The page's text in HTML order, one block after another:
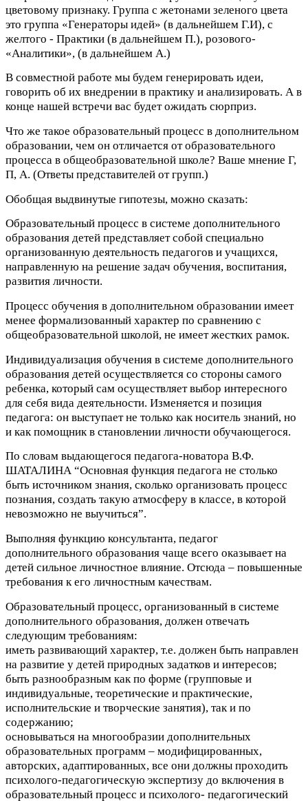
цветовому признаку. Группа с жетонами зеленого цвета
это группа «Генераторы идей» (в дальнейшем Г.И), с
желтого - Практики (в дальнейшем П.), розового-
«Аналитики», (в дальнейшем А.)
В совместной работе мы будем генерировать идеи,
говорить об их внедрении в практику и анализировать. А в
конце нашей встречи вас будет ожидать сюрприз.
Что же такое образовательный процесс в дополнительном
образовании, чем он отличается от образовательного
процесса в общеобразовательной школе? Ваше мнение Г,
П, А. (Ответы представителей от групп.)
Обобщая выдвинутые гипотезы, можно сказать:
Образовательный процесс в системе дополнительного
образования детей представляет собой специально
организованную деятельность педагогов и учащихся,
направленную на решение задач обучения, воспитания,
развития личности.
Процесс обучения в дополнительном образовании имеет
менее формализованный характер по сравнению с
общеобразовательной школой, не имеет жестких рамок.
Индивидуализация обучения в системе дополнительного
образования детей осуществляется со стороны самого
ребенка, который сам осуществляет выбор интересного
для себя вида деятельности. Изменяется и позиция
педагога: он выступает не только как носитель знаний, но
и как помощник в становлении личности обучающегося.
По словам выдающегося педагога-новатора В.Ф.
ШАТАЛИНА “Основная функция педагога не столько
быть источником знания, сколько организовать процесс
познания, создать такую атмосферу в классе, в которой
невозможно не выучиться”.
Выполняя функцию консультанта, педагог
дополнительного образования чаще всего оказывает на
детей сильное личностное влияние. Отсюда – повышенные
требования к его личностным качествам.
Образовательный процесс, организованный в системе
дополнительного образования, должен отвечать
следующим требованиям:
иметь развивающий характер, т.е. должен быть направлен
на развитие у детей природных задатков и интересов;
быть разнообразным как по форме (групповые и
индивидуальные, теоретические и практические,
исполнительские и творческие занятия), так и по
содержанию;
основываться на многообразии дополнительных
образовательных программ – модифицированных,
авторских, адаптированных, все они должны проходить
психолого-педагогическую экспертизу до включения в
образовательный процесс и психолого- педагогический